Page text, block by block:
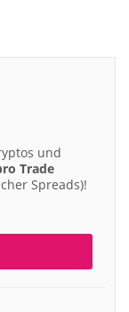
und
Trade
Spreads)!